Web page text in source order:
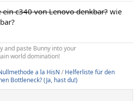
ein c340 von Lenovo denkbar? wie
and paste Bunny into your
world domination!
a la HisN / Helferliste für den
Bottleneck? (Ja, hast du!)